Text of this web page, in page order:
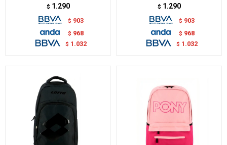
$ 1.290
$ 903
$ 968
$ 1.032
$ 1.290
$ 903
$ 968
$ 1.032